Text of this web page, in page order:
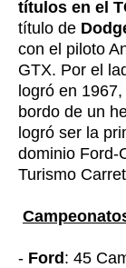
títulos en el
título de
con el piloto
GTX. Por el
logró en
bordo de un
logró ser la
dominio Ford-
Turismo
- Ford: 45